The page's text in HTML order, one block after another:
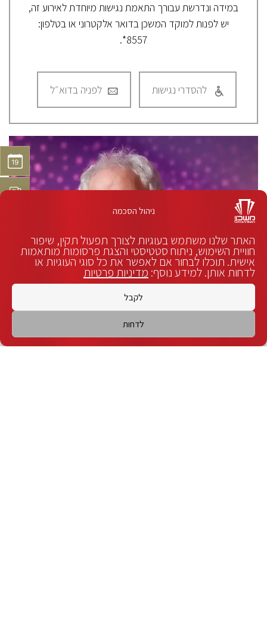
ניהול הסכמה
האתר שלנו משתמש בעוגיות לצורך תפעול תקין, שיפור
חוויית השימוש, ניתוח סטטיסטי והצגת פרסומות מותאמות
אישית. תוכלו לבחור אם לאפשר את כל סוגי העוגיות או
לדחות אותן. למידע נוסף: מדיניות פרטיות
לקבל
לדחות
במידה ונדרשת עבורך התאמת נגישות מיוחדת לאירוע זה,
יש לפנות למוקד המשכן בדואר אלקטרוני או בטלפון:
8557*.
להסדרי נגישות לפניה בדוא״ל